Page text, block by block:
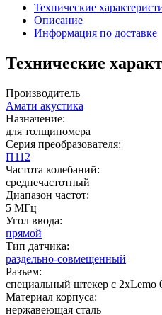
Технические
Описание
Информация по доставке
Технические
Производитель
Амати акустика
Назначение:
для толщиномера
Серия преобразователя:
П112
Частота колебаний:
среднечастотный
Диапазон частот:
5 МГц
Угол ввода:
прямой
Тип датчика:
раздельно-совмещенный
Разъем:
специальный штекер с 2хLemo
Материал корпуса:
нержавеющая сталь